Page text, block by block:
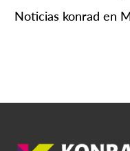
Noticias konrad en